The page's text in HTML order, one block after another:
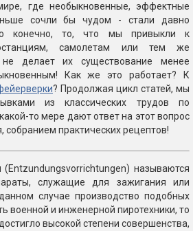
где необыкновенные, эффектные
сочли бы чудом - стали давно
конечно, то, что мы привыкли к
самолетам или тем же
делает их существование менее
Как же это работает? К
? Продолжая цикл статей, мы
из классических трудов по
то мере дают ответ на этот вопрос
собранием практических рецептов!
называются
служащие для зажигания или
случае производство подобных
военной и инженерной пиротехники, то
высокой степени совершенства,